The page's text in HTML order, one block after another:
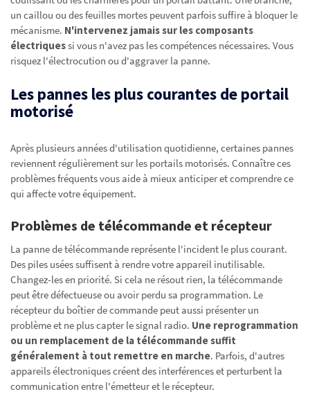
un caillou ou des feuilles mortes peuvent parfois suffire à bloquer le
mécanisme. N'intervenez jamais sur les composants
électriquessi vous n'avez pas les compétences nécessaires. Vous
risquez l'électrocution ou d'aggraver la panne.
Les pannes les plus courantes de portail
motorisé
Après plusieurs années d'utilisation quotidienne, certaines pannes
reviennent régulièrement sur les portails motorisés. Connaître ces
problèmes fréquents vous aide à mieux anticiper et comprendre ce
qui affecte votre équipement.
Problèmes de télécommande et récepteur
La panne de télécommande représente l'incident le plus courant.
Des piles usées suffisent à rendre votre appareil inutilisable.
Changez-les en priorité. Si cela ne résout rien, la télécommande
peut être défectueuse ou avoir perdu sa programmation. Le
récepteur du boîtier de commande peut aussi présenter un
problème et ne plus capter le signal radio. Une reprogrammation
ou un remplacement de la télécommande suffit
généralement à tout remettre en marche. Parfois, d'autres
appareils électroniques créent des interférences et perturbent la
communication entre l'émetteur et le récepteur.